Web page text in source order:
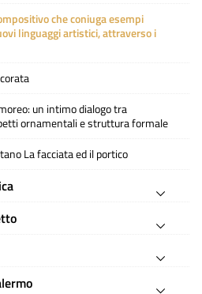
che coniuga esempi
linguaggi artistici, attraverso i
un intimo dialogo tra
ornamentali e struttura formale
La facciata ed il portico